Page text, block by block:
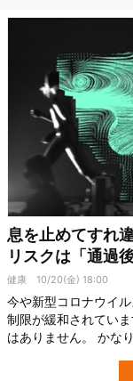
息を止めてすれ
リスクは「通過
健康 10/20(金) 18:00
今や新型コロナウイ
制限が緩和されてい
はありません。 かな
ると、感染の不安を